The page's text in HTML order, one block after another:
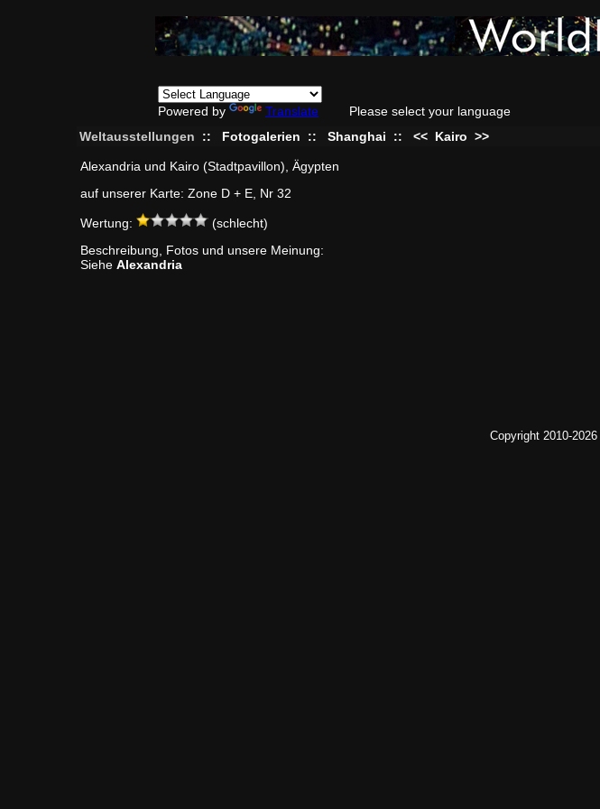
Powered by Translate Please select your language
Weltausstellungen :: Fotogalerien :: Shanghai :: << Kairo >>
Alexandria und Kairo (Stadtpavillon), Ägypten
auf unserer Karte: Zone D + E, Nr 32
Wertung:
(schlecht)
Beschreibung, Fotos und unsere Meinung:
Siehe Alexandria
Copyright 2010-2026